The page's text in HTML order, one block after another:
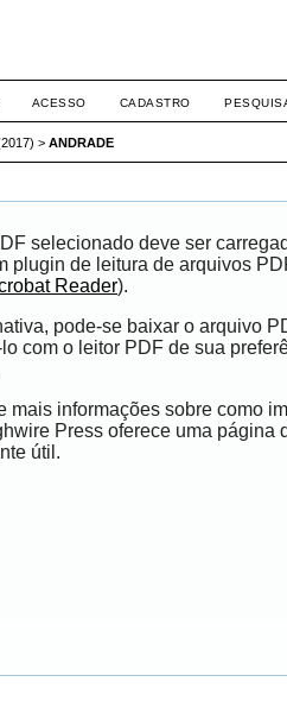
ACESSO CADASTRO
> ANDRADE
selecionado deve ser
plugin de leitura de arquivos
Reader).
pode-se baixar o arquivo
com o leitor PDF de sua
mais informações sobre como
Press oferece uma página
útil.